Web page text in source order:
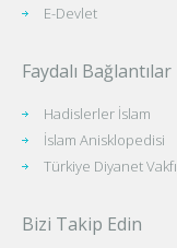
E-Devlet
Faydalı Bağlantılar
Hadislerler İslam
İslam Anisklopedisi
Türkiye Diyanet Vakfı
Bizi Takip Edin